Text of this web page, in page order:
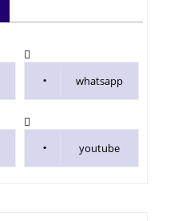
whatsapp
youtube